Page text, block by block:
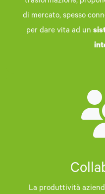
di mercato, spesso
per dare vita ad un
La produttività